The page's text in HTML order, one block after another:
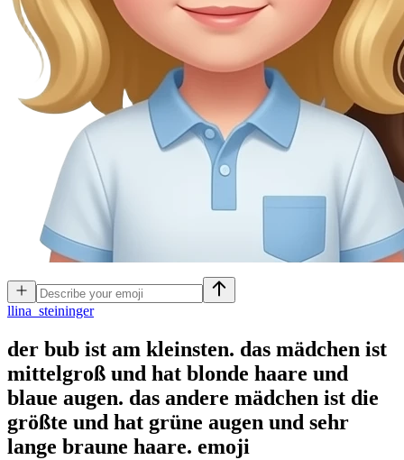
llina_steininger
der bub ist am kleinsten. das mädchen ist
mittelgroß und hat blonde haare und
blaue augen. das andere mädchen ist die
größte und hat grüne augen und sehr
lange braune haare. emoji